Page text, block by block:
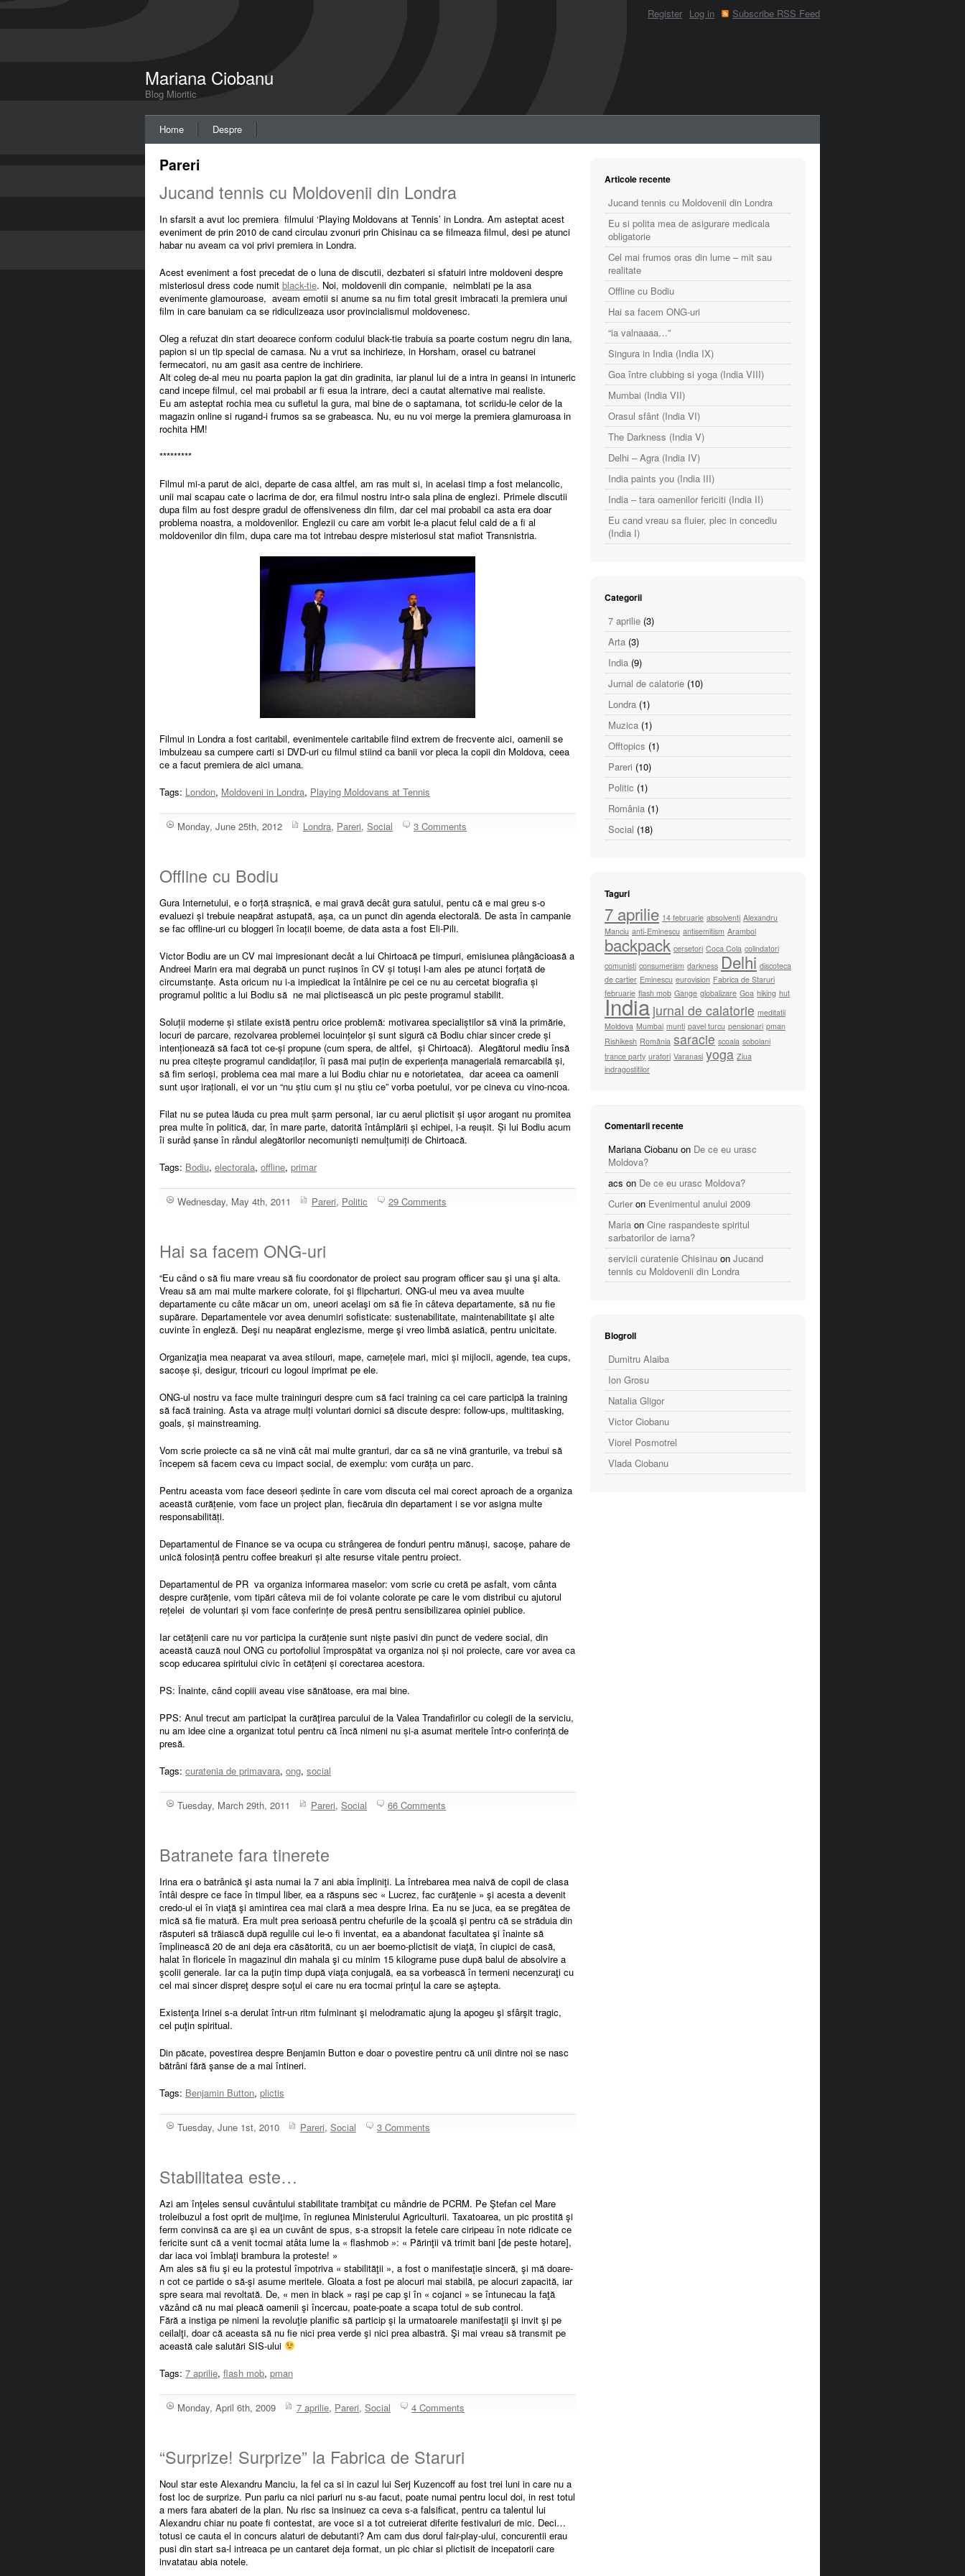
Mariana Ciobanu
Blog Mioritic
Home Despre
Register Log in Subscribe RSS Feed
Pareri
Jucand tennis cu Moldovenii din Londra
In sfarsit a avut loc premiera filmului ‘Playing Moldovans at Tennis’ in Londra. Am asteptat acest
eveniment de prin 2010 de cand circulau zvonuri prin Chisinau ca se filmeaza filmul, desi pe atunci
habar nu aveam ca voi privi premiera in Londra.
Acest eveniment a fost precedat de o luna de discutii, dezbateri si sfatuiri intre moldoveni despre
misteriosul dress code numit black-tie. Noi, moldovenii din companie, neimblati pe la asa
evenimente glamouroase, aveam emotii si anume sa nu fim total gresit imbracati la premiera unui
film in care banuiam ca se ridiculizeaza usor provincialismul moldovenesc.
Oleg a refuzat din start deoarece conform codului black-tie trabuia sa poarte costum negru din lana,
papion si un tip special de camasa. Nu a vrut sa inchirieze, in Horsham, orasel cu batranei
fermecatori, nu am gasit asa centre de inchiriere.
Alt coleg de-al meu nu poarta papion la gat din gradinita, iar planul lui de a intra in geansi in intuneric
cand incepe filmul, cel mai probabil ar fi esua la intrare, deci a cautat alternative mai realiste.
Eu am asteptat rochia mea cu sufletul la gura, mai bine de o saptamana, tot scriidu-le celor de la
magazin online si rugand-i frumos sa se grabeasca. Nu, eu nu voi merge la premiera glamuroasa in
rochita HM!
*********
Filmul mi-a parut de aici, departe de casa altfel, am ras mult si, in acelasi timp a fost melancolic,
unii mai scapau cate o lacrima de dor, era filmul nostru intr-o sala plina de englezi. Primele discutii
dupa film au fost despre gradul de offensiveness din film, dar cel mai probabil ca asta era doar
problema noastra, a moldovenilor. Englezii cu care am vorbit le-a placut felul cald de a fi al
moldovenilor din film, dupa care ma tot intrebau despre misteriosul stat mafiot Transnistria.
Filmul in Londra a fost caritabil, evenimentele caritabile fiind extrem de frecvente aici, oamenii se
imbulzeau sa cumpere carti si DVD-uri cu filmul stiind ca banii vor pleca la copii din Moldova, ceea
ce a facut premiera de aici umana.
Tags: London, Moldoveni in Londra, Playing Moldovans at Tennis
Monday, June 25th, 2012 Londra, Pareri, Social 3 Comments
Offline cu Bodiu
Gura Internetului, e o forță strașnică, e mai gravă decât gura satului, pentu că e mai greu s-o
evaluezi și trebuie neapărat astupată, așa, ca un punct din agenda electorală. De asta în campanie
se fac offline-uri cu bloggeri în locații boeme, de data asta a fost Eli-Pili.
Victor Bodiu are un CV mai impresionant decât a lui Chirtoacă pe timpuri, emisiunea plângăcioasă a
Andreei Marin era mai degrabă un punct rușinos în CV și totuși l-am ales pe atunci forțată de
circumstanțe. Asta oricum nu i-a impiedicat la întâlnire pe cei ce nu au cercetat biografia și
programul politic a lui Bodiu să ne mai plictisească un pic peste programul stabilit.
Soluții moderne și stilate există pentru orice problemă: motivarea specialiștilor să vină la primărie,
locuri de parcare, rezolvarea problemei locuințelor și sunt sigură că Bodiu chiar sincer crede și
intenționează să facă tot ce-și propune (cum spera, de altfel, și Chirtoacă). Alegătorul mediu însă
nu prea citește programul candidaților, îi pasă mai puțin de experiența managerială remarcabilă și,
să fim serioși, problema cea mai mare a lui Bodiu chiar nu e notorietatea, dar aceea ca oamenii
sunt ușor iraționali, ei vor un “nu știu cum și nu știu ce” vorba poetului, vor pe cineva cu vino-ncoa.
Filat nu se putea lăuda cu prea mult șarm personal, iar cu aerul plictisit și ușor arogant nu promitea
prea multe în politică, dar, în mare parte, datorită întâmplării și echipei, i-a reușit. Și lui Bodiu acum
îi surâd șanse în rândul alegătorilor necomuniști nemulțumiți de Chirtoacă.
Tags: Bodiu, electorala, offline, primar
Wednesday, May 4th, 2011 Pareri, Politic 29 Comments
Hai sa facem ONG-uri
“Eu când o să fiu mare vreau să fiu coordonator de proiect sau program officer sau şi una şi alta.
Vreau să am mai multe markere colorate, foi şi flipcharturi. ONG-ul meu va avea muulte
departamente cu câte măcar un om, uneori acelaşi om să fie în câteva departamente, să nu fie
supărare. Departamentele vor avea denumiri sofisticate: sustenabilitate, maintenabilitate şi alte
cuvinte în engleză. Deşi nu neapărat englezisme, merge şi vreo limbă asiatică, pentru unicitate.
Organizaţia mea neaparat va avea stilouri, mape, carnețele mari, mici și mijlocii, agende, tea cups,
sacoșe și, desigur, tricouri cu logoul imprimat pe ele.
ONG-ul nostru va face multe traininguri despre cum să faci training ca cei care participă la training
să facă training. Asta va atrage mulți voluntari dornici să discute despre: follow-ups, multitasking,
goals, și mainstreaming.
Vom scrie proiecte ca să ne vină cât mai multe granturi, dar ca să ne vină granturile, va trebui să
începem să facem ceva cu impact social, de exemplu: vom curăța un parc.
Pentru aceasta vom face deseori ședinte în care vom discuta cel mai corect aproach de a organiza
această curățenie, vom face un project plan, fiecăruia din departament i se vor asigna multe
responsabilități.
Departamentul de Finance se va ocupa cu strângerea de fonduri pentru mănuși, sacoșe, pahare de
unică folosință pentru coffee breakuri și alte resurse vitale pentru proiect.
Departamentul de PR va organiza informarea maselor: vom scrie cu cretă pe asfalt, vom cânta
despre curățenie, vom tipări câteva mii de foi volante colorate pe care le vom distribui cu ajutorul
rețelei de voluntari și vom face conferințe de presă pentru sensibilizarea opiniei publice.
Iar cetățenii care nu vor participa la curățenie sunt niște pasivi din punct de vedere social, din
această cauză noul ONG cu portofoliul împrospătat va organiza noi și noi proiecte, care vor avea ca
scop educarea spiritului civic în cetățeni și corectarea acestora.
PS: Înainte, când copiii aveau vise sănătoase, era mai bine.
PPS: Anul trecut am participat la curăţirea parcului de la Valea Trandafirilor cu colegii de la serviciu,
nu am idee cine a organizat totul pentru că încă nimeni nu și-a asumat meritele într-o conferință de
presă.
Tags: curatenia de primavara, ong, social
Tuesday, March 29th, 2011 Pareri, Social 66 Comments
Batranete fara tinerete
Irina era o batrânică şi asta numai la 7 ani abia împliniţi. La întrebarea mea naivă de copil de clasa
întâi despre ce face în timpul liber, ea a răspuns sec « Lucrez, fac curăţenie » şi acesta a devenit
credo-ul ei în viaţă şi amintirea cea mai clară a mea despre Irina. Ea nu se juca, ea se pregătea de
mică să fie matură. Era mult prea serioasă pentru chefurile de la şcoală şi pentru că se străduia din
răsputeri să trăiască după regulile cui le-o fi inventat, ea a abandonat facultatea şi înainte să
împlinească 20 de ani deja era căsătorită, cu un aer boemo-plictisit de viaţă, în ciupici de casă,
halat în floricele în magazinul din mahala şi cu minim 15 kilograme puse după balul de absolvire a
şcolii generale. Iar ca la puţin timp după viaţa conjugală, ea sa vorbească în termeni necenzuraţi cu
cel mai sincer dispreţ despre soţul ei care nu era tocmai prinţul la care se aştepta.
Existenţa Irinei s-a derulat într-un ritm fulminant şi melodramatic ajung la apogeu şi sfârşit tragic,
cel puţin spiritual.
Din păcate, povestirea despre Benjamin Button e doar o povestire pentru că unii dintre noi se nasc
bătrâni fără şanse de a mai întineri.
Tags: Benjamin Button, plictis
Tuesday, June 1st, 2010 Pareri, Social 3 Comments
Stabilitatea este…
Azi am înţeles sensul cuvântului stabilitate trambiţat cu mândrie de PCRM. Pe Ştefan cel Mare
troleibuzul a fost oprit de mulţime, în regiunea Ministerului Agriculturii. Taxatoarea, un pic prostită şi
ferm convinsă ca are şi ea un cuvânt de spus, s-a stropsit la fetele care ciripeau în note ridicate ce
fericite sunt că a venit tocmai atâta lume la « flashmob »: « Părinţii vă trimit bani [de peste hotare],
dar iaca voi îmblaţi brambura la proteste! »
Am ales să fiu şi eu la protestul împotriva « stabilităţii », a fost o manifestaţie sinceră, şi mă doare-
n cot ce partide o să-şi asume meritele. Gloata a fost pe alocuri mai stabilă, pe alocuri zapacită, iar
spre seara mai revoltată. De, « men in black » raşi pe cap şi în « cojanci » se întunecau la faţă
văzând că nu mai pleacă oamenii şi încercau, poate-poate a scapa totul de sub control.
Fără a instiga pe nimeni la revoluţie planific să particip şi la urmatoarele manifestaţii şi invit şi pe
ceilalţi, doar că aceasta să nu fie nici prea verde şi nici prea albastră. Şi mai vreau să transmit pe
această cale salutări SIS-ului
Tags: 7 aprilie, flash mob, pman
Monday, April 6th, 2009 7 aprilie, Pareri, Social 4 Comments
“Surprize! Surprize” la Fabrica de Staruri
Noul star este Alexandru Manciu, la fel ca si in cazul lui Serj Kuzencoff au fost trei luni in care nu a
fost loc de surprize. Pun pariu ca nici pariuri nu s-au facut, poate numai pentru locul doi, in rest totul
a mers fara abateri de la plan. Nu risc sa insinuez ca ceva s-a falsificat, pentru ca talentul lui
Alexandru chiar nu poate fi contestat, are voce si a tot cutreierat diferite festivaluri de mic. Deci…
totusi ce cauta el in concurs alaturi de debutanti? Am cam dus dorul fair-play-ului, concurentii erau
pusi din start sa-l intreaca pe un cantaret deja format, un pic chiar si plictisit de incepatorii care
invatatau abia notele.
Articole recente
Jucand tennis cu Moldovenii din Londra
Eu si polita mea de asigurare medicala
obligatorie
Cel mai frumos oras din lume – mit sau
realitate
Offline cu Bodiu
Hai sa facem ONG-uri
“ia valnaaaa…”
Singura in India (India IX)
Goa între clubbing si yoga (India VIII)
Mumbai (India VII)
Orasul sfânt (India VI)
The Darkness (India V)
Delhi – Agra (India IV)
India paints you (India III)
India – tara oamenilor fericiti (India II)
Eu cand vreau sa fluier, plec in concediu
(India I)
Categorii
7 aprilie (3)
Arta (3)
India (9)
Jurnal de calatorie (10)
Londra (1)
Muzica (1)
Offtopics (1)
Pareri (10)
Politic (1)
România (1)
Social (18)
Taguri
7 aprilie 14 februarie absolventi Alexandru
Manciu anti-Eminescu antisemitism Arambol
backpack cersetori Coca Cola colindatori
comunisti consumerism darkness Delhi discoteca
de cartier Eminescu eurovision Fabrica de Staruri
februarie flash mob Gange globalizare Goa hiking hut
India jurnal de calatorie meditatii
Moldova Mumbai munti pavel turcu pensionari pman
Rishikesh România saracie scoala sobolani
trance party uratori Varanasi yoga Ziua
indragostitilor
Comentarii recente
Mariana Ciobanu on De ce eu urasc
Moldova?
acs on De ce eu urasc Moldova?
Curieron Evenimentul anului 2009
Maria on Cine raspandeste spiritul
sarbatorilor de iarna?
servicii curatenie Chisinau on Jucand
tennis cu Moldovenii din Londra
Blogroll
Dumitru Alaiba
Ion Grosu
Natalia Gligor
Victor Ciobanu
Viorel Posmotrel
Vlada Ciobanu